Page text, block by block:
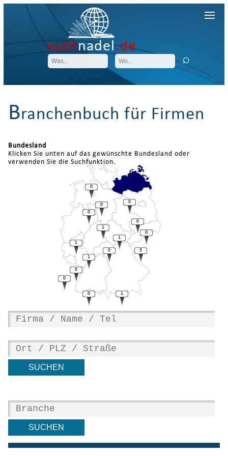
suchnadel.de
Branchenbuch für Firmen
Bundesland
Klicken Sie unten auf das gewünschte Bundesland oder
verwenden Sie die Suchfunktion.
3
0
1
0
1
0
0
0
0
1
0
1
0
0
0
1